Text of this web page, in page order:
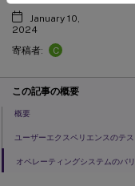
January 10,
2024
寄稿者:
C
この記事の概要
概要
ユーザーエクスペリエンスのテス
オペレーティングシステムのバ